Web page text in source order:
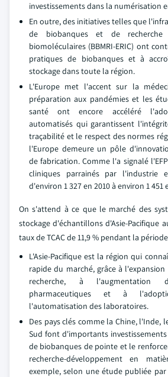
investissements dans la numérisation
En outre, des initiatives telles que
de biobanques et de recherche
biomoléculaires (BBMRI-ERIC) ont
pratiques de biobanques et à
stockage dans toute la région.
L'Europe met l'accent sur la
préparation aux pandémies et les
santé ont encore accéléré
automatisés qui garantissent
traçabilité et le respect des normes
l'Europe demeure un pôle
de fabrication. Comme l'a signalé
cliniques parrainés par l'industrie
d'environ 1 327 en 2010 à environ 1 451
On s'attend à ce que le marché des
stockage d'échantillons d'Asie-Pacifique
taux de TCAC de 11,9 % pendant la
L'Asie-Pacifique est la région qui
rapide du marché, grâce à
recherche, à l'augmentation
pharmaceutiques et à
l'automatisation des laboratoires.
Des pays clés comme la Chine, l'Inde,
Sud font d'importants
de biobanques de pointe et le
recherche-développement en
exemple, selon une étude publiée